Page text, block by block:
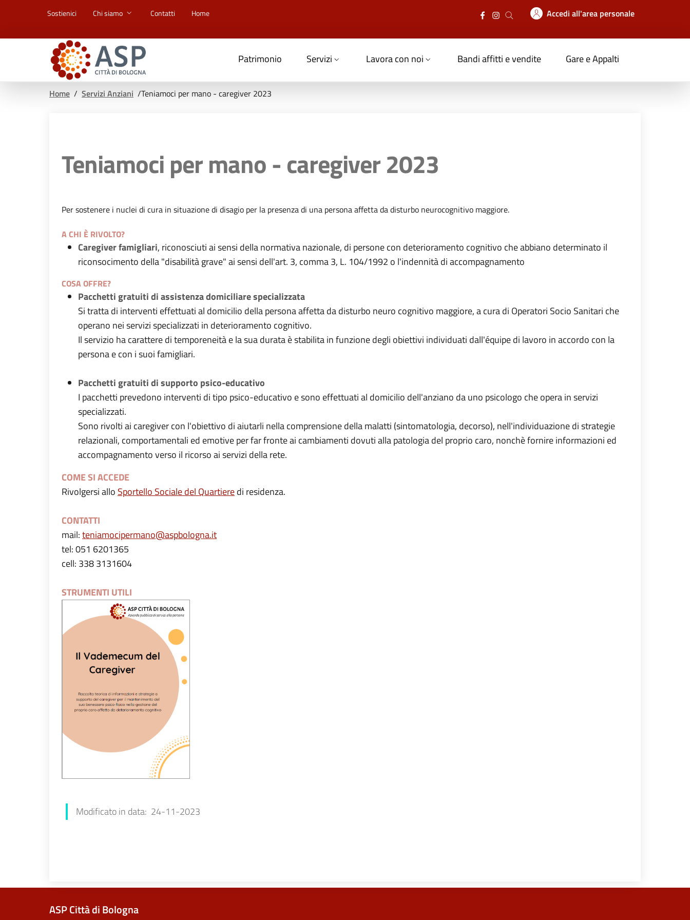
Sostienici Chi siamo Contatti Home Accedi all'area personale
Patrimonio Servizi Lavora con noi Bandi affitti e vendite Gare e Appalti
Home / Servizi Anziani /Teniamoci per mano - caregiver 2023
Teniamoci per mano - caregiver 2023
Per sostenere i nuclei di cura in situazione di disagio per la presenza di una persona affetta da disturbo neurocognitivo maggiore.
A CHI È RIVOLTO?
Caregiver famigliari, riconosciuti ai sensi della normativa nazionale, di persone con deterioramento cognitivo che abbiano determinato il
riconsocimento della "disabilità grave" ai sensi dell'art. 3, comma 3, L. 104/1992 o l'indennità di accompagnamento
COSA OFFRE?
Pacchetti gratuiti di assistenza domiciliare specializzata
Si tratta di interventi effettuati al domicilio della persona affetta da disturbo neuro cognitivo maggiore, a cura di Operatori Socio Sanitari che
operano nei servizi specializzati in deterioramento cognitivo.
Il servizio ha carattere di temporeneità e la sua durata è stabilita in funzione degli obiettivi individuati dall'équipe di lavoro in accordo con la
persona e con i suoi famigliari.
Pacchetti gratuiti di supporto psico-educativo
I pacchetti prevedono interventi di tipo psico-educativo e sono effettuati al domicilio dell'anziano da uno psicologo che opera in servizi
specializzati.
Sono rivolti ai caregiver con l'obiettivo di aiutarli nella comprensione della malatti (sintomatologia, decorso), nell'individuazione di strategie
relazionali, comportamentali ed emotive per far fronte ai cambiamenti dovuti alla patologia del proprio caro, nonchè fornire informazioni ed
accompagnamento verso il ricorso ai servizi della rete.
COME SI ACCEDE
Rivolgersi allo Sportello Sociale del Quartieredi residenza.
CONTATTI
mail:teniamocipermano@aspbologna.it
tel: 051 6201365
cell: 338 3131604
STRUMENTI UTILI
Modificato in data: 24-11-2023
ASP Città di Bologna